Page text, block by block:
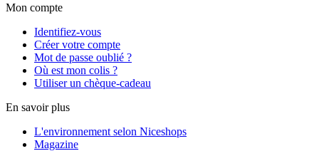
Mon compte
Identifiez-vous
Créer votre compte
Mot de passe oublié ?
Où est mon colis ?
Utiliser un chèque-cadeau
En savoir plus
L'environnement selon Niceshops
Magazine